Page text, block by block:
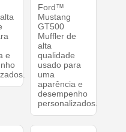
e
Ford™
Mustang
GT500
Muffler de
alta
qualidade
usado para
uma
aparência e
desempenho
personalizados.